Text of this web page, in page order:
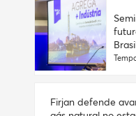
Firjan defende